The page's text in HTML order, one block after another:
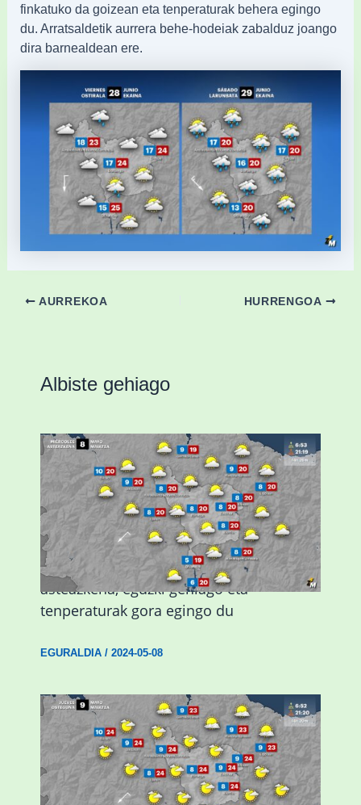
finkatuko da goizean eta tenperaturak behera egingo
du. Arratsaldetik aurrera behe-hodeiak zabalduz joango
dira barnealdean ere.
AURREKOA HURRENGOA
Albiste gehiago
Eguraldiak hobera egingo du gaur,
asteazkena, eguzki gehiago eta
tenperaturak gora egingo du
EGURALDIA/ 2024-05-08